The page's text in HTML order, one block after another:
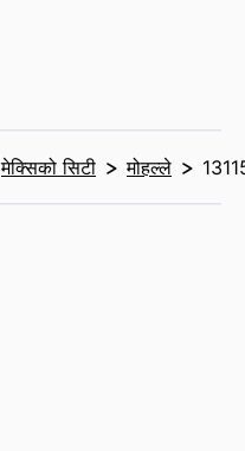
मेक्सिको सिटी मोहल्ले